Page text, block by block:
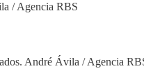
/ Agencia RBS
André Ávila / Agencia